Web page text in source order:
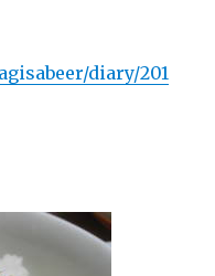
diary/201